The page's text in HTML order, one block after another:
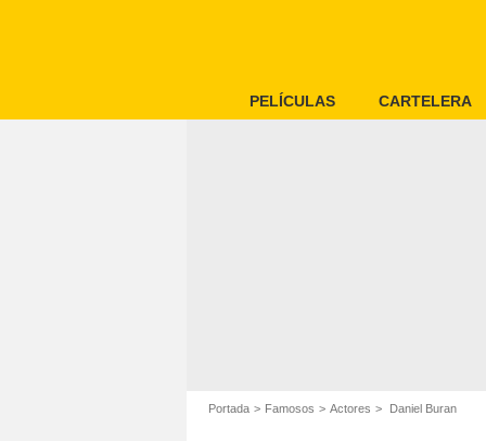
PELÍCULAS CARTELERA
Portada Famosos Actores Daniel Buran